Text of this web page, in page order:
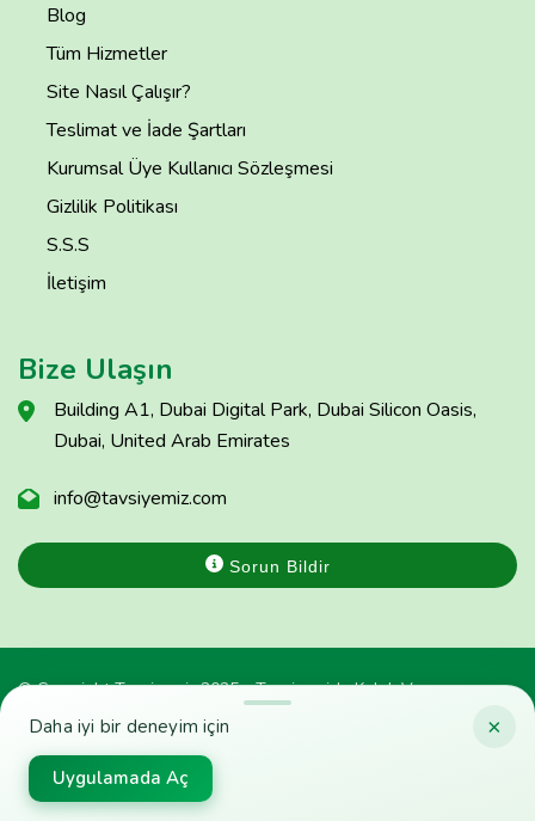
×
Daha iyi bir deneyim için
Uygulamada Aç
Blog
Tüm Hizmetler
Site Nasıl Çalışır?
Teslimat ve İade Şartları
Kurumsal Üye Kullanıcı Sözleşmesi
Gizlilik Politikası
S.S.S
İletişim
Bize Ulaşın
Building A1, Dubai Digital Park, Dubai Silicon Oasis,
Dubai, United Arab Emirates
info@tavsiyemiz.com
Sorun Bildir
© Copyright Tavsiyemiz 2025 - Tavsiyemiz'e Kulak Ver